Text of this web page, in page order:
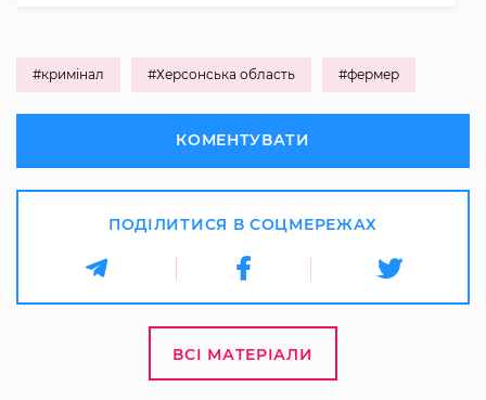
#кримінал #Херсонська область #фермер
КОМЕНТУВАТИ
ПОДІЛИТИСЯ В СОЦМЕРЕЖАХ
ВСІ МАТЕРІАЛИ